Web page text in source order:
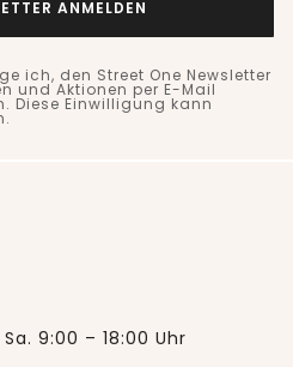
ANMELDEN
ich, den Street One Newsletter
und Aktionen per E-Mail
Diese Einwilligung kann
9:00 – 18:00 Uhr